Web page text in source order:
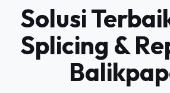
Solusi
Splicing &